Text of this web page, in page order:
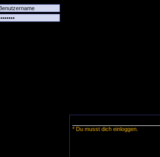
* Du musst dich einloggen.